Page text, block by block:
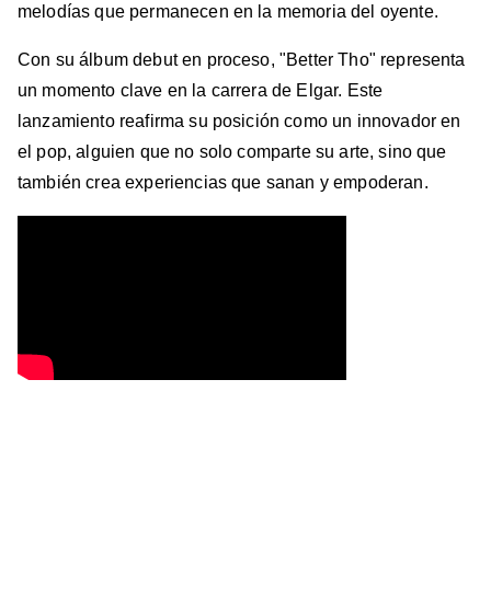
melodías que permanecen en la memoria del oyente.
Con su álbum debut en proceso, "Better Tho" representa
un momento clave en la carrera de Elgar. Este
lanzamiento reafirma su posición como un innovador en
el pop, alguien que no solo comparte su arte, sino que
también crea experiencias que sanan y empoderan.